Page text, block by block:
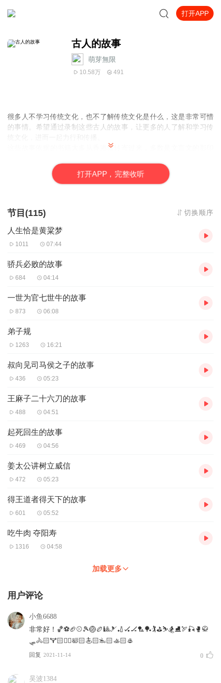
打开APP
古人的故事
萌芽無限
10.58万 491
很多人不学习传统文化，也不了解传统文化是什么，这是非常可惜
的事情。希望通过录制这些古人的故事，让更多的人了解和学习传
辗转寄过来，多数是
一切都有最好的安排。
编辑每一则故事，都如春风化雨
滋养心灵，希望这些故事给更多人
因自己能力有限，有诸多失误之处，敬请指正，
以期更加广泛的传
恭祝所有的听众朋友吉祥如意！
打开APP，完整收听
节目(115) 切换顺序
人生恰是黄粱梦
1011 07:44
骄兵必败的故事
684 04:14
一世为官七世牛的故事
873 06:08
弟子规
1263 16:21
叔向见司马侯之子的故事
436 05:23
王麻子二十六刀的故事
488 04:51
起死回生的故事
469 04:56
姜太公讲树立威信
472 05:23
得王道者得天下的故事
601 05:52
吃牛肉 夺阳寿
1316 04:58
加载更多
用户评论
小鱼6688
非常好！🏀⚽️🏈⚾️🎾🏐🏉🎱🎿🏏🏑🏒🏸🏓🏌⛳️⛷🏂⛸🏹🎣🥊🥋
🛷🚴🏻🏋🏻⛹🏻🛀🏻🏄🏻🏊🏻🚣🏻🥌
回复 2021-11-14 0
吴波1384